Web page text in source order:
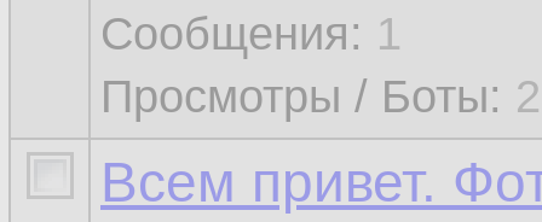
Сообщения: 1
Просмотры / Боты:
Всем привет.